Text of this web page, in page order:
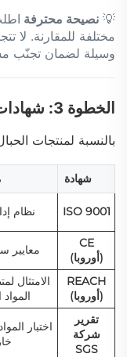
💡 نصيحة محترفة
مختلفة للمقارنة.
وسيلة لضمان تجنّب
الخطوة 3: شهادات الجودة المطلوبة
بالنسبة لمنتجات
شهادة
ISO 9001 نظام
CE
(أوروبا)
معايير
REACH
(أوروبا)
الامتثال
المواد
تقرير
شركة
SGS
اختبار